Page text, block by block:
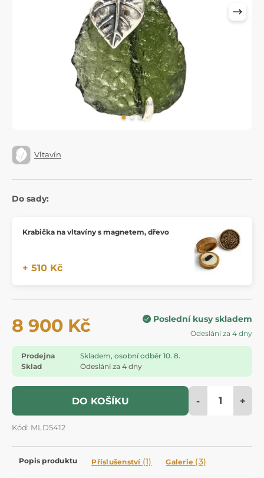
Vltavín
Do sady:
Krabička na vltavíny s magnetem, dřevo
+ 510 Kč
8 900 Kč Poslední kusy skladem
Odeslání za 4 dny
Prodejna
Skladem, osobní odběr 10. 8.
Sklad
Odeslání za 4 dny
DO KOŠÍKU - +
Kód: MLD5412
Popis produktu Příslušenství (1) Galerie (3)